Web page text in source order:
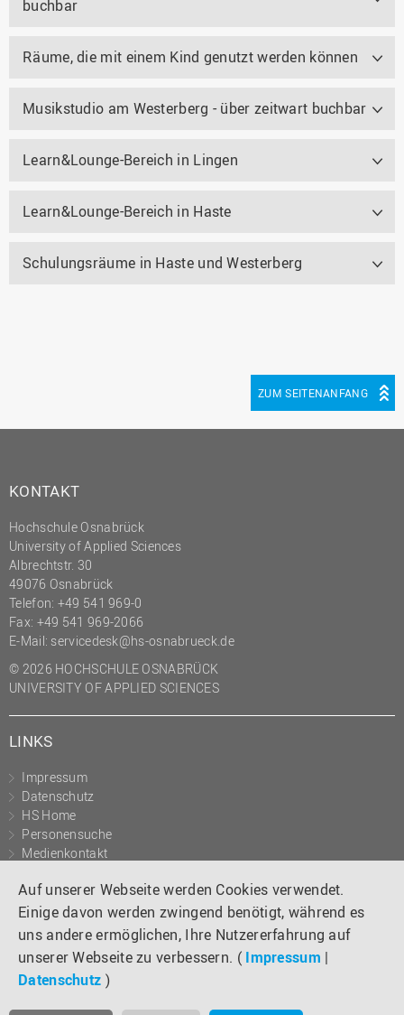
Auf unserer Webseite werden Cookies verwendet.
Einige davon werden zwingend benötigt, während es
uns andere ermöglichen, Ihre Nutzererfahrung auf
unserer Webseite zu verbessern. ( Impressum |
Datenschutz )
buchbar
Räume, die mit einem Kind genutzt werden können
Musikstudio am Westerberg - über zeitwart buchbar
Learn&Lounge-Bereich in Lingen
Learn&Lounge-Bereich in Haste
Schulungsräume in Haste und Westerberg
ZUM SEITENANFANG
KONTAKT
Hochschule Osnabrück
University of Applied Sciences
Albrechtstr. 30
49076 Osnabrück
Telefon: +49 541 969-0
Fax: +49 541 969-2066
E-Mail: servicedesk@hs-osnabrueck.de
© 2026 HOCHSCHULE OSNABRÜCK
UNIVERSITY OF APPLIED SCIENCES
LINKS
Impressum
Datenschutz
HS Home
Personensuche
Medienkontakt
BESUCHEN SIE UNS
Instagram
TiktokLinkedIn
YouTube
Facebook